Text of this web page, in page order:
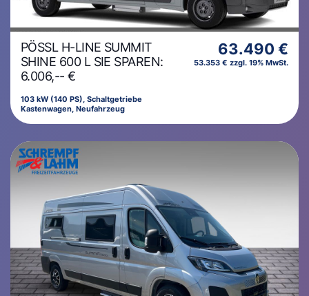
PÖSSL H-LINE SUMMIT
SHINE 600 L SIE SPAREN:
6.006,-- €
103 kW (140 PS), Schaltgetriebe
Kastenwagen, Neufahrzeug
63.490 €
53.353 € zzgl. 19% MwSt.